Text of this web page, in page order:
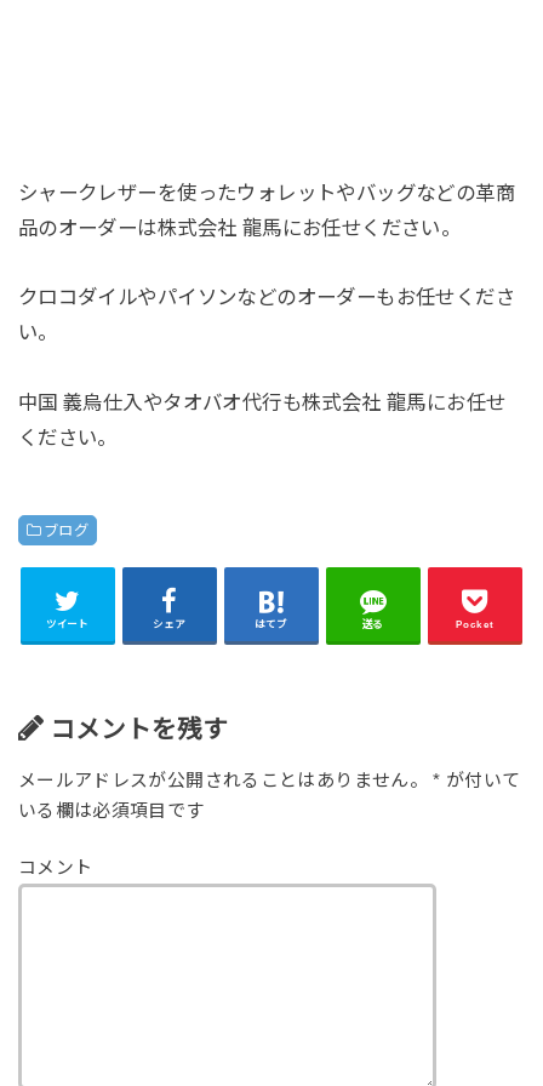
シャークレザーを使ったウォレットやバッグなどの革商
品のオーダーは株式会社 龍馬にお任せください。
クロコダイルやパイソンなどのオーダーもお任せくださ
い。
中国 義烏仕入やタオバオ代行も株式会社 龍馬にお任せ
ください。
ブログ
ツイート シェア はてブ 送る Pocket
コメントを残す
メールアドレスが公開されることはありません。 * が付いて
いる欄は必須項目です
コメント